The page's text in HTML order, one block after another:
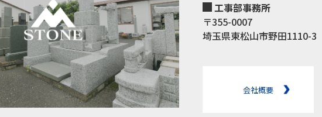
工事部事務所
〒355-0007
埼玉県東松山市野田1110-3
会社概要